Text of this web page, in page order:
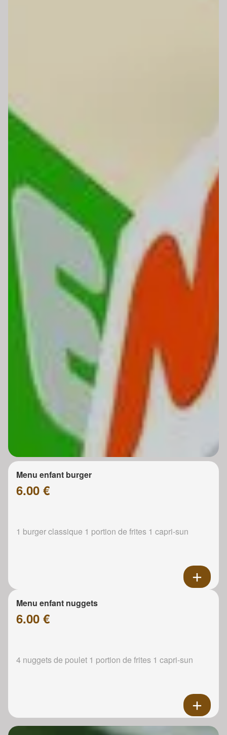
Menu enfant burger
6.00 €
1 burger classique 1 portion de frites 1 capri-sun
Menu enfant nuggets
6.00 €
4 nuggets de poulet 1 portion de frites 1 capri-sun